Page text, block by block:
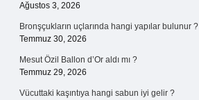
Ağustos 3, 2026
Bronşçukların uçlarında hangi yapılar bulunur ?
Temmuz 30, 2026
Mesut Özil Ballon d’Or aldı mı ?
Temmuz 29, 2026
Vücuttaki kaşıntıya hangi sabun iyi gelir ?